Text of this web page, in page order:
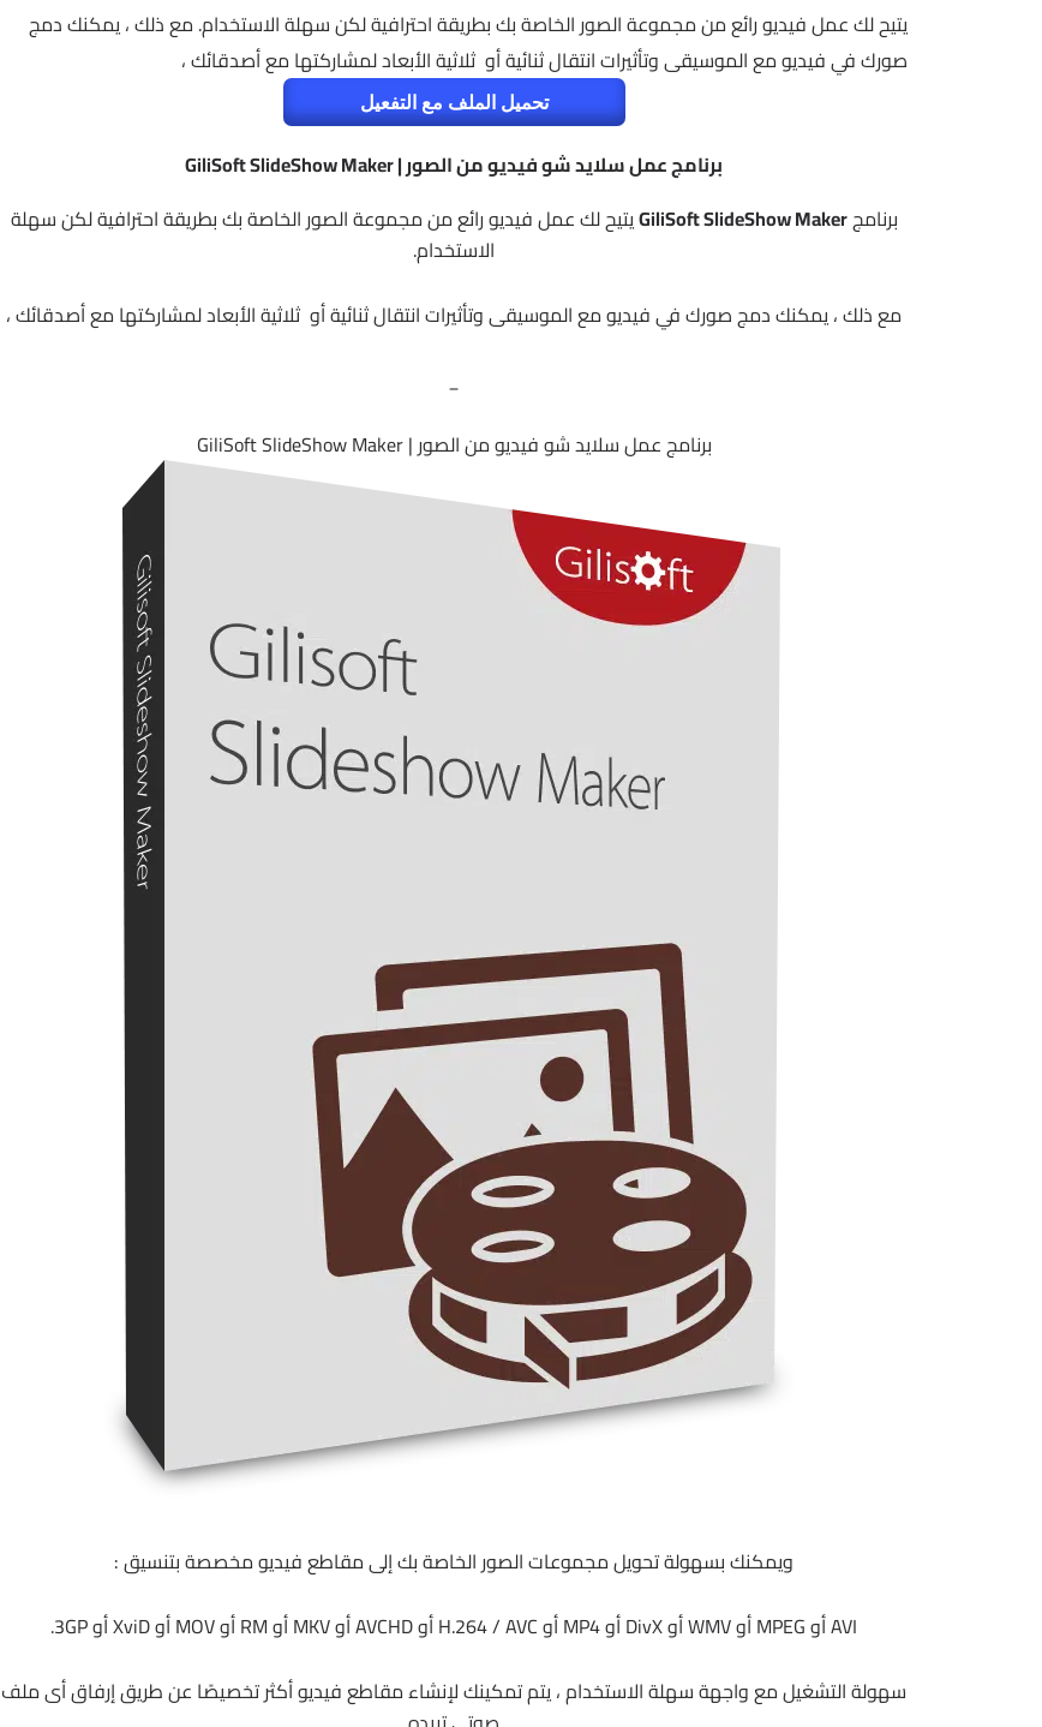
يتيح لك عمل فيديو رائع من مجموعة الصور الخاصة بك بطريقة احترافية لكن سهلة الاستخدام. مع ذلك ، يمكنك دمج
صورك في فيديو مع الموسيقى وتأثيرات انتقال ثنائية أو ثلاثية الأبعاد لمشاركتها مع أصدقائك ،
تحميل الملف مع التفعيل
برنامج عمل سلايد شو فيديو من الصور | GiliSoft SlideShow Maker
برنامجGiliSoft SlideShow Makerيتيح لك عمل فيديو رائع من مجموعة الصور الخاصة بك بطريقة احترافية لكن سهلة
الاستخدام.
مع ذلك ، يمكنك دمج صورك في فيديو مع الموسيقى وتأثيرات انتقال ثنائية أو ثلاثية الأبعاد لمشاركتها مع أصدقائك ،
_
برنامج عمل سلايد شو فيديو من الصور | GiliSoft SlideShow Maker
ويمكنك بسهولة تحويل مجموعات الصور الخاصة بك إلى مقاطع فيديو مخصصة بتنسيق :
AVI أو MPEG أو WMV أو DivX أو MP4 أو H.264 / AVC أو AVCHD أو MKV أو RM أو MOV أو XviD أو 3GP.
سهولة التشغيل مع واجهة سهلة الاستخدام ، يتم تمكينك لإنشاء مقاطع فيديو أكثر تخصيصًا عن طريق إرفاق أى ملف